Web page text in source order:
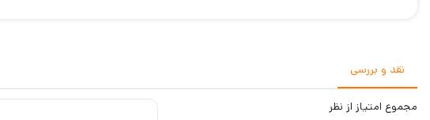
نقد و بررسی
مجموع امتیاز از نظر